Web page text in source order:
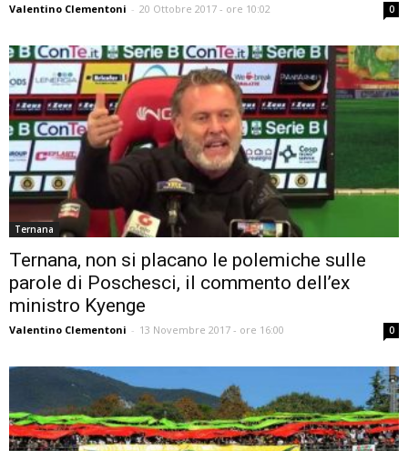
Valentino Clementoni - 20 Ottobre 2017 - ore 10:02 0
Ternana
Ternana, non si placano le polemiche sulle
parole di Poschesci, il commento dell’ex
ministro Kyenge
Valentino Clementoni - 13 Novembre 2017 - ore 16:00 0